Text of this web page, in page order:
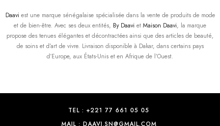
Daavi est une marque sénégalaise spécialisée dans la vente de produits de mode
et de bien-être. Avec ses deux entités, By Daavi et Maison Daavi, la marque
propose des tenues élégantes et décontractées ainsi que des articles de beauté,
de soins et d’art de vivre. Livraison disponible à Dakar, dans certains pays
d’Europe, aux États-Unis et en Afrique de l’Ouest.
TEL : +221 77 661 05 05
MAIL : DAAVI.SN@GMAIL.COM